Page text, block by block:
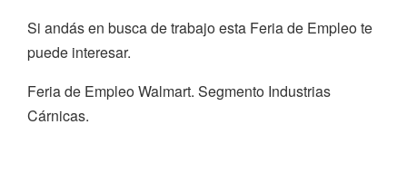
Si andás en busca de trabajo esta Feria de Empleo te
puede interesar.
Feria de Empleo Walmart. Segmento Industrias
Cárnicas.